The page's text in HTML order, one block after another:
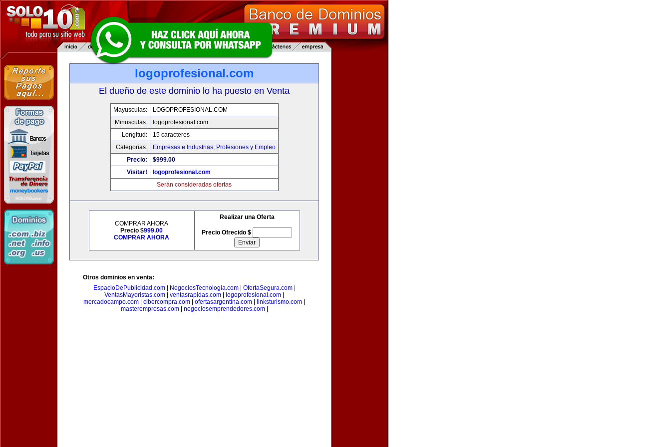
logoprofesional.com
El dueño de este dominio lo ha puesto en Venta
Mayusculas:
LOGOPROFESIONAL.COM
Minusculas:
logoprofesional.com
Longitud:
15 caracteres
Categorias:
Empresas e Industrias, Profesiones y Empleo
Precio:
$999.00
Visitar!
logoprofesional.com
Serán consideradas ofertas
COMPRAR AHORA
Precio $999.00
COMPRAR AHORA
Realizar una Oferta
Precio Ofrecido $
Otros dominios en venta:
EspacioDePublicidad.com| NegociosTecnologia.com| OfertaSegura.com|
VentasMayoristas.com
ventasrapidas.com logoprofesional.com
mercadocampo.com
cibercompra.com ofertasargentina.com linksturismo.com
masterempresas.com| negociosemprendedores.com|